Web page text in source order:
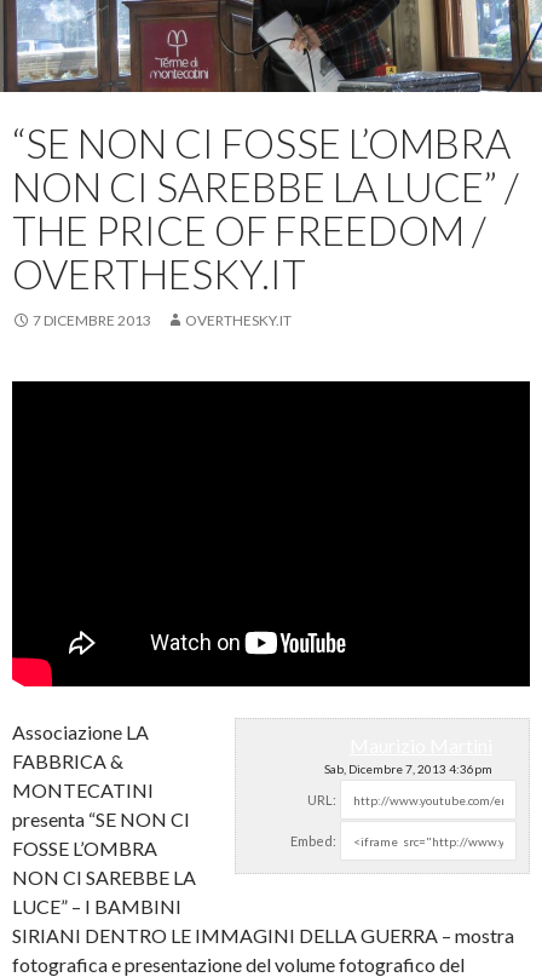
“SE NON CI FOSSE L’OMBRA
NON CI SAREBBE LA LUCE” /
THE PRICE OF FREEDOM /
OVERTHESKY.IT
7 DICEMBRE 2013 OVERTHESKY.IT
Sab, Dicembre 7, 2013 4:36pm
URL:
Embed:
Associazione LA
FABBRICA &
MONTECATINI
presenta “SE NON CI
FOSSE L’OMBRA
NON CI SAREBBE LA
LUCE” – I BAMBINI
SIRIANI DENTRO LE IMMAGINI DELLA GUERRA – mostra
fotografica e presentazione del volume fotografico del